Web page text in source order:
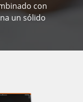
con
un sólido